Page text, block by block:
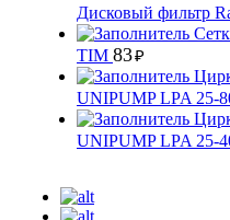
Дисковый фильтр
TIM 83₽
UNIPUMP LPA 25-
UNIPUMP LPA 25-